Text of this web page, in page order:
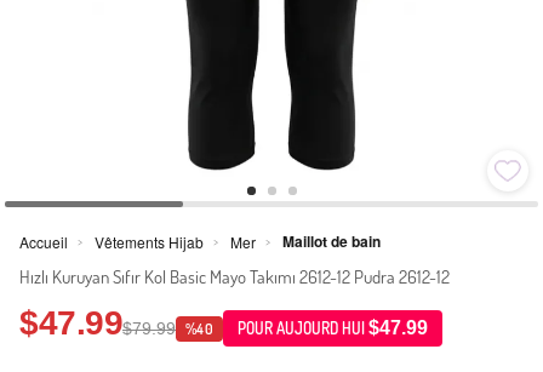
Accueil > Vêtements Hijab > Mer > Maillot de bain
Hızlı Kuruyan Sıfır Kol Basic Mayo Takımı 2612-12 Pudra 2612-12
$47.99$79.99 %40 POUR AUJOURD HUI $47.99